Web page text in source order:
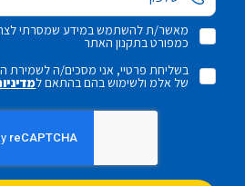
מאשר/ת להשתמש במידע שמסרתי
כמפורט בתקנון האתר
בשליחת פרטיי, אני מסכים/ה לשמירת
של אלמ ולשימוש בהם בהתאם ל